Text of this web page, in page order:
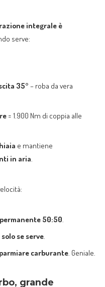
integrale è
serve:
35°– roba da vera
= 1.900 Nm di coppia alle
e mantiene
in aria.
50:50.
se serve.
carburante. Geniale.
grande